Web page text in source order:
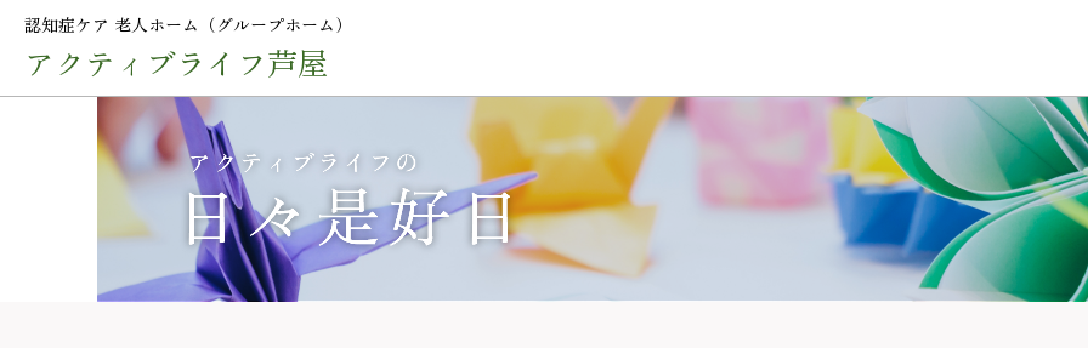
認知症ケア 老人ホーム（グループホーム）
アクティブライフ芦屋